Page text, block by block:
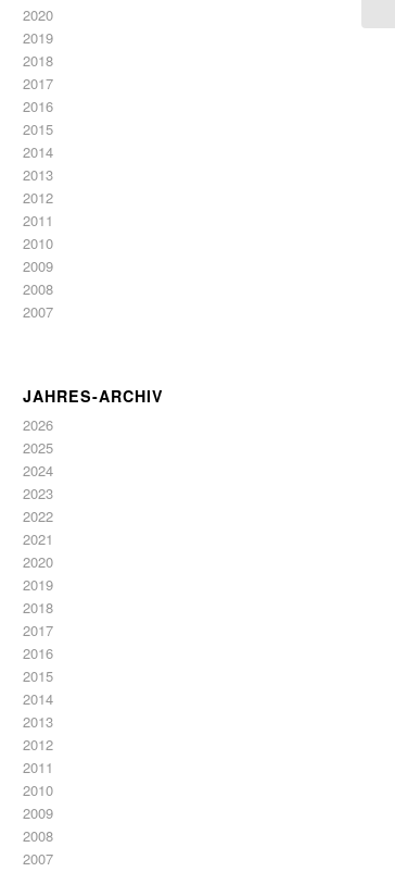
2020
2019
2018
2017
2016
2015
2014
2013
2012
2011
2010
2009
2008
2007
JAHRES-ARCHIV
2026
2025
2024
2023
2022
2021
2020
2019
2018
2017
2016
2015
2014
2013
2012
2011
2010
2009
2008
2007